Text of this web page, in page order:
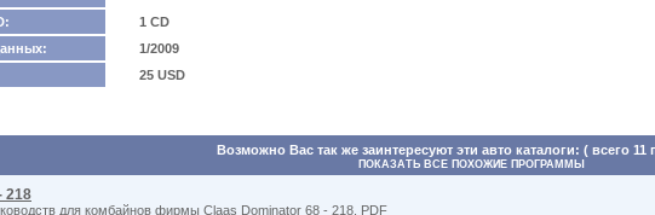
1 CD
1/2009
25 USD
Возможно Вас так же заинтересуют эти авто каталоги: ( всего 11
ПОКАЗАТЬ ВСЕ ПОХОЖИЕ ПРОГРАММЫ
218
для комбайнов фирмы Claas Dominator 68 - 218, PDF